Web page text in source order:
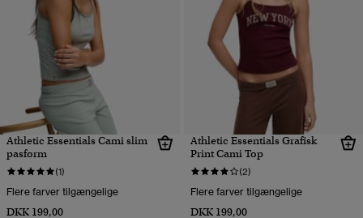
Athletic Essentials Cami slim
pasform
(1)
Flere farver tilgængelige
DKK 199,00
Athletic Essentials Grafisk
Print Cami Top
(2)
Flere farver tilgængelige
DKK 199,00